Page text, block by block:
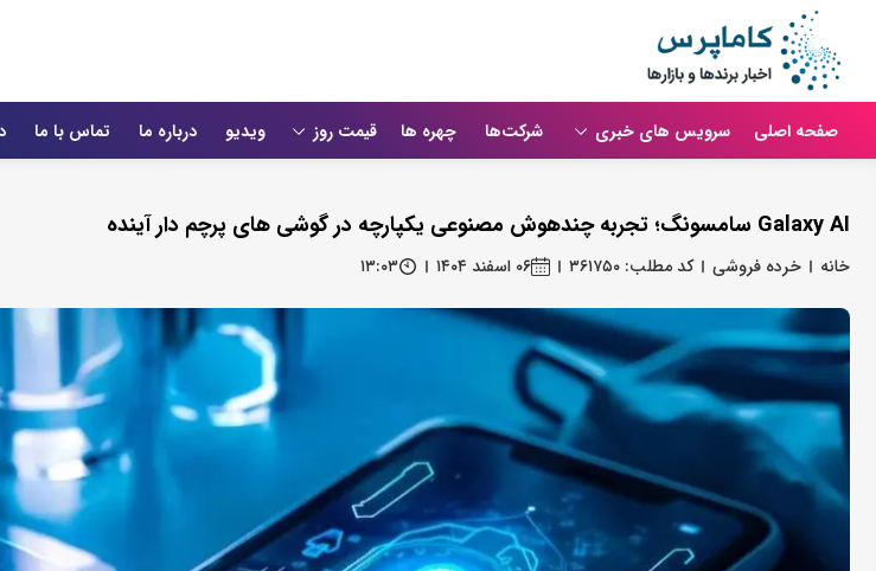
صفحه اصلی سرویس های خبری شرکت‌ها چهره ها قیمت روز ویدیو درباره ما تماس با ما
Galaxy AI سامسونگ؛ تجربه چندهوش مصنوعی یکپارچه در گوشی‌ های پرچم‌ دار آینده
خانه خرده فروشی کد مطلب: ۳۶۱۷۵۰ ۰۶ اسفند ۱۴۰۴ ۱۳:۰۳